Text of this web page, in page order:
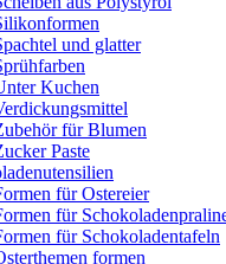
und glatter
Kuchen
für Blumen
Paste
für Ostereier
für
für Schokoladentafeln
formen